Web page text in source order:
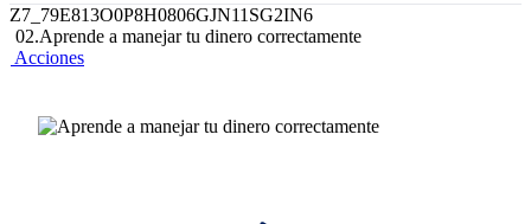
Z7_79E813O0P8H0806GJN11SG2IN6
02.Aprende a manejar tu dinero correctamente
Acciones